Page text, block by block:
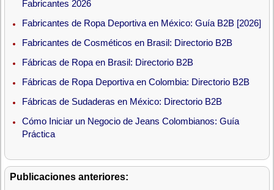
Fabricantes 2026
Fabricantes de Ropa Deportiva en México: Guía B2B [2026]
Fabricantes de Cosméticos en Brasil: Directorio B2B
Fábricas de Ropa en Brasil: Directorio B2B
Fábricas de Ropa Deportiva en Colombia: Directorio B2B
Fábricas de Sudaderas en México: Directorio B2B
Cómo Iniciar un Negocio de Jeans Colombianos: Guía
Práctica
Publicaciones anteriores: